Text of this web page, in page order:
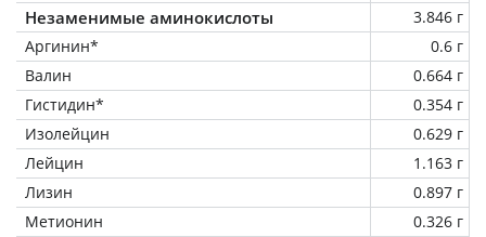
Незаменимые аминокислоты
3.846 г
Аргинин*
0.6 г
Валин
0.664 г
Гистидин*
0.354 г
Изолейцин
0.629 г
Лейцин
1.163 г
Лизин
0.897 г
Метионин
0.326 г